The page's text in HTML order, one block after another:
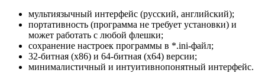
мультиязычный интерфейс (русский, английский);
портативность (программа не требует установки) и
может работать с любой флешки;
сохранение настроек программы в *.ini-файл;
32-битная (х86) и 64-битная (х64) версии;
минималистичный и интуитивнопонятный интерфейс.